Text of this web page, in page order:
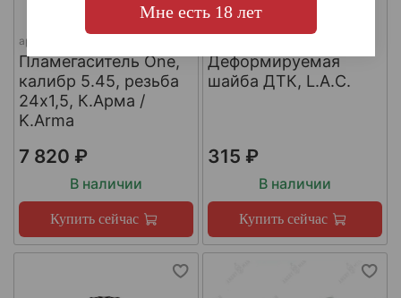
арт.
Пламегаситель One,
калибр 5.45, резьба
24х1,5, К.Арма /
K.Arma
7 820 ₽
В наличии
Купить сейчас
Деформируемая
шайба ДТК, L.A.C.
315 ₽
В наличии
Купить сейчас
Мне есть 18 лет